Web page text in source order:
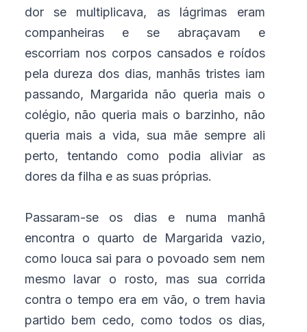
dor se multiplicava, as lágrimas eram
companheiras e se abraçavam e
escorriam nos corpos cansados e roídos
pela dureza dos dias, manhãs tristes iam
passando, Margarida não queria mais o
colégio, não queria mais o barzinho, não
queria mais a vida, sua mãe sempre ali
perto, tentando como podia aliviar as
dores da filha e as suas próprias.
Passaram-se os dias e numa manhã
encontra o quarto de Margarida vazio,
como louca sai para o povoado sem nem
mesmo lavar o rosto, mas sua corrida
contra o tempo era em vão, o trem havia
partido bem cedo, como todos os dias,